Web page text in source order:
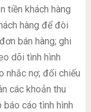
tiền khách hàng
hàng để đòi
bán hàng; ghi
dõi tình hình
nhắc nợ; đối chiếu
các khoản thu
cáo tình hình